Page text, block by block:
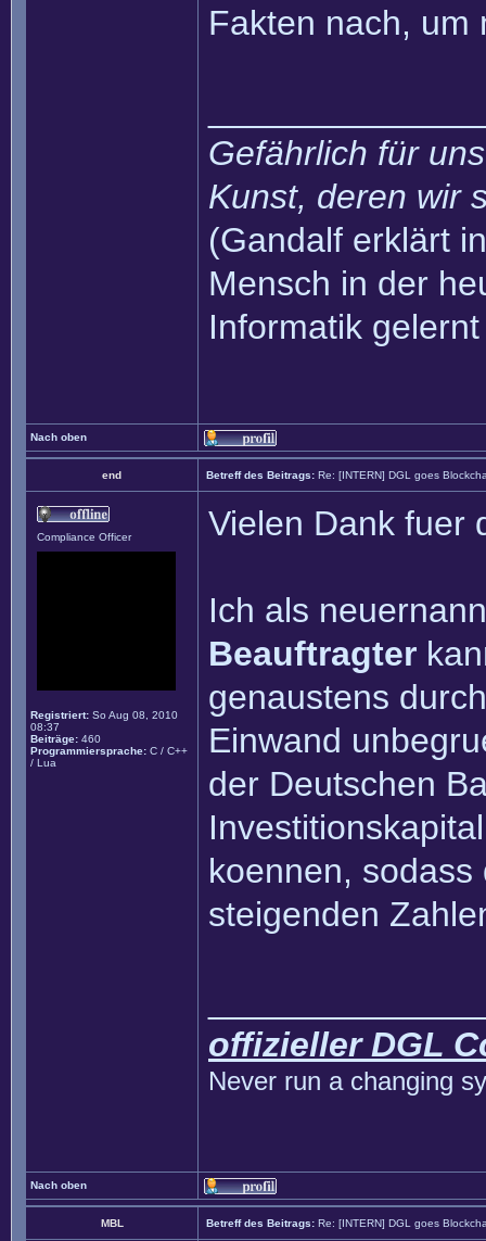
Fakten nach, um
Gefährlich für
Kunst, deren wir
(Gandalf erklärt
Mensch in der
Informatik
Nach oben
end Betreff des Beitrags: Re: [INTERN] DGL goes
Compliance Officer
Registriert: So Aug 08, 2010
08:37
Beiträge: 460
Programmiersprache: C / C++
/ Lua
Vielen Dank fuer
Ich als
Beauftragter
genaustens
Einwand
der Deutschen
koennen, sodass
steigenden
offizieller DGL
Never run a changing
Nach oben
MBL Betreff des Beitrags: Re: [INTERN] DGL goes